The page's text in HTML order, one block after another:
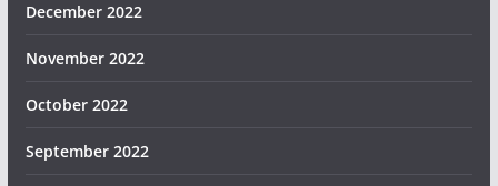
December 2022
November 2022
October 2022
September 2022